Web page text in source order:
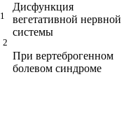
1
2
Дисфункция
вегетативной нервной
системы
При вертеброгенном
болевом синдроме